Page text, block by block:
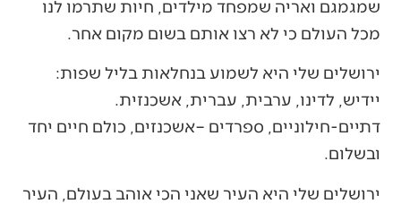
שמגמגם ואריה שמפחד מילדים, חיות שתרמו לנו
מכל העולם כי לא רצו אותם בשום מקום אחר.
ירושלים שלי היא לשמוע בנחלאות בליל שפות:
יידיש, לדינו, ערבית, עברית, אשכנזית.
דתיים-חילוניים, ספרדים –אשכנזים, כולם חיים יחד
ובשלום.
ירושלים שלי היא העיר שאני הכי אוהב בעולם, העיר